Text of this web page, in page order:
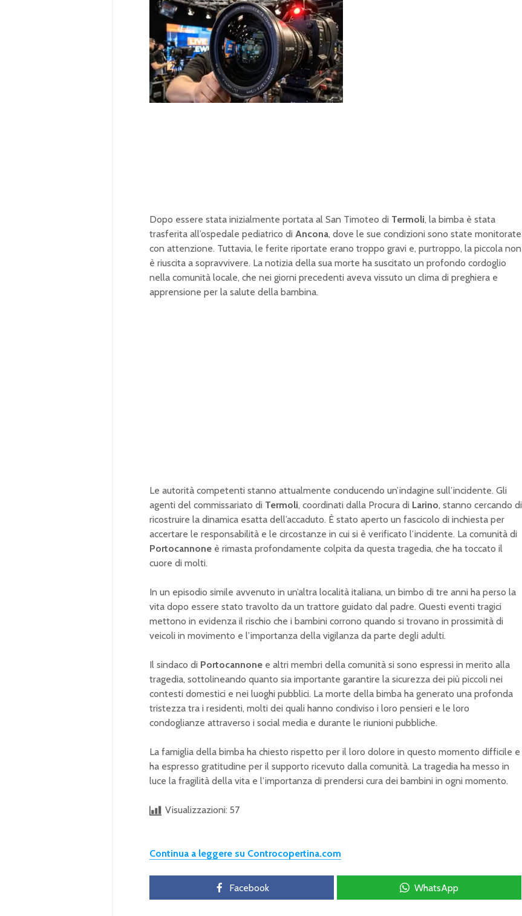
n
m
L
o
Dopo essere stata inizialmente portata al San Timoteo di Termoli, la bimba è stata
trasferita all’ospedale pediatrico di Ancona, dove le sue condizioni sono state monitorate
con attenzione. Tuttavia, le ferite riportate erano troppo gravi e, purtroppo, la piccola non
è riuscita a sopravvivere. La notizia della sua morte ha suscitato un profondo cordoglio
nella comunità locale, che nei giorni precedenti aveva vissuto un clima di preghiera e
apprensione per la salute della bambina.
Le autorità competenti stanno attualmente conducendo un’indagine sull’incidente. Gli
agenti del commissariato di Termoli, coordinati dalla Procura di Larino, stanno cercando di
ricostruire la dinamica esatta dell’accaduto. È stato aperto un fascicolo di inchiesta per
accertare le responsabilità e le circostanze in cui si è verificato l’incidente. La comunità di
Portocannone è rimasta profondamente colpita da questa tragedia, che ha toccato il
cuore di molti.
In un episodio simile avvenuto in un’altra località italiana, un bimbo di tre anni ha perso la
vita dopo essere stato travolto da un trattore guidato dal padre. Questi eventi tragici
mettono in evidenza il rischio che i bambini corrono quando si trovano in prossimità di
veicoli in movimento e l’importanza della vigilanza da parte degli adulti.
Il sindaco di Portocannone e altri membri della comunità si sono espressi in merito alla
tragedia, sottolineando quanto sia importante garantire la sicurezza dei più piccoli nei
contesti domestici e nei luoghi pubblici. La morte della bimba ha generato una profonda
tristezza tra i residenti, molti dei quali hanno condiviso i loro pensieri e le loro
condoglianze attraverso i social media e durante le riunioni pubbliche.
La famiglia della bimba ha chiesto rispetto per il loro dolore in questo momento difficile e
ha espresso gratitudine per il supporto ricevuto dalla comunità. La tragedia ha messo in
luce la fragilità della vita e l’importanza di prendersi cura dei bambini in ogni momento.
Visualizzazioni: 57
Continua a leggere su Controcopertina.com
Facebook WhatsApp